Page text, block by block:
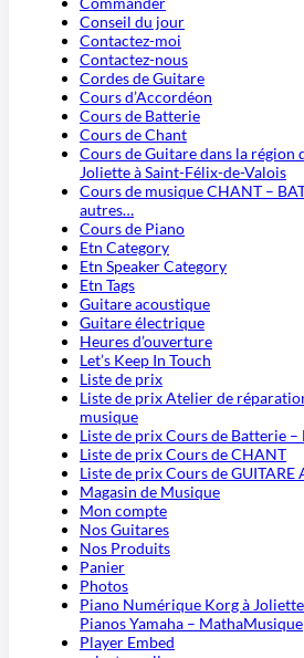
Conseil du jour
Contactez-moi
Contactez-nous
Cordes de Guitare
Cours d’Accordéon
Cours de Batterie
Cours de Chant
Cours de Guitare dans la région
Joliette à Saint-Félix-de-Valois
Cours de musique CHANT –
autres…
Cours de Piano
Etn Category
Etn Speaker Category
Etn Tags
Guitare acoustique
Guitare électrique
Heures d’ouverture
Let’s Keep In Touch
Liste de prix
Liste de prix Atelier de
musique
Liste de prix Cours de Batterie –
Liste de prix Cours de CHANT
Liste de prix Cours de GUITARE
Magasin de Musique
Mon compte
Nos Guitares
Nos Produits
Panier
Photos
Piano Numérique Korg à
Pianos Yamaha – MathaMusique
Player Embed